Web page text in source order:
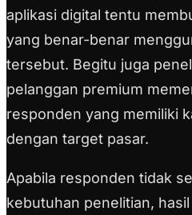
aplikasi digital tentu
yang benar-benar
tersebut. Begitu juga
pelanggan premium
responden yang memiliki
dengan target pasar.
Apabila responden tidak
kebutuhan penelitian,